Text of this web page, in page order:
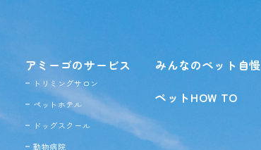
アミーゴのサービス
トリミングサロン
ペットホテル
ドッグスクール
動物病院
みんなのペット自慢
ペットHOW TO